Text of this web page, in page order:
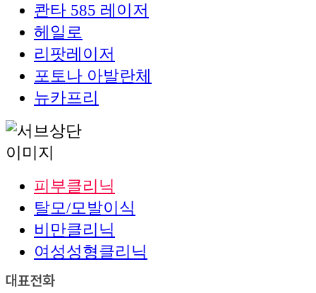
콴타 585 레이저
헤일로
리팟레이저
포토나 아발란체
뉴카프리
피부클리닉
탈모/모발이식
비만클리닉
여성성형클리닉